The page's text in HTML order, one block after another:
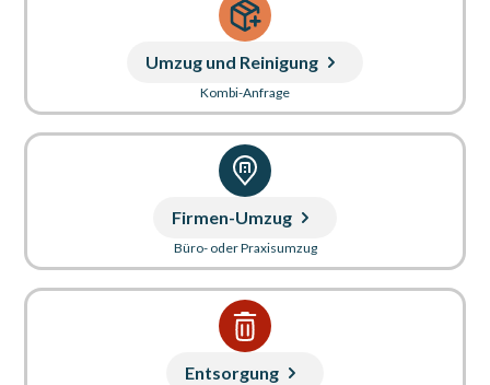
Umzug und Reinigung
Kombi-Anfrage
Firmen-Umzug
Büro- oder Praxisumzug
Entsorgung